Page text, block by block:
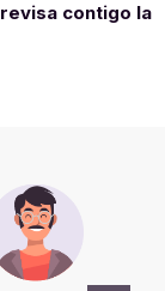
contigo la